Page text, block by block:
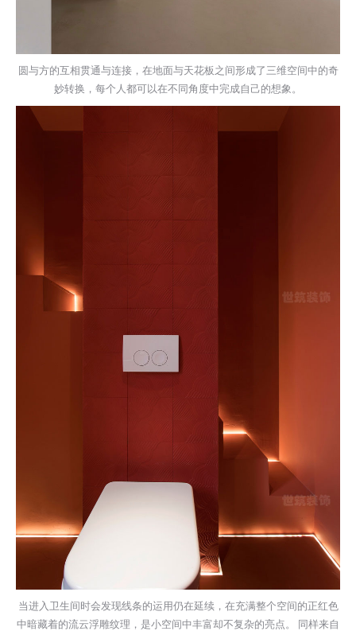
圆与方的互相贯通与连接，在地面与天花板之间形成了三维空间中的奇
妙转换，每个人都可以在不同角度中完成自己的想象。
当进入卫生间时会发现线条的运用仍在延续，在充满整个空间的正红色
中暗藏着的流云浮雕纹理，是小空间中丰富却不复杂的亮点。 同样来自